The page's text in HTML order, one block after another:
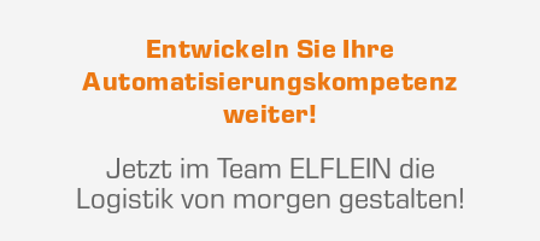
Entwickeln Sie Ihre
Automatisierungskompetenz
weiter!
Jetzt im Team ELFLEIN die
Logistik von morgen gestalten!